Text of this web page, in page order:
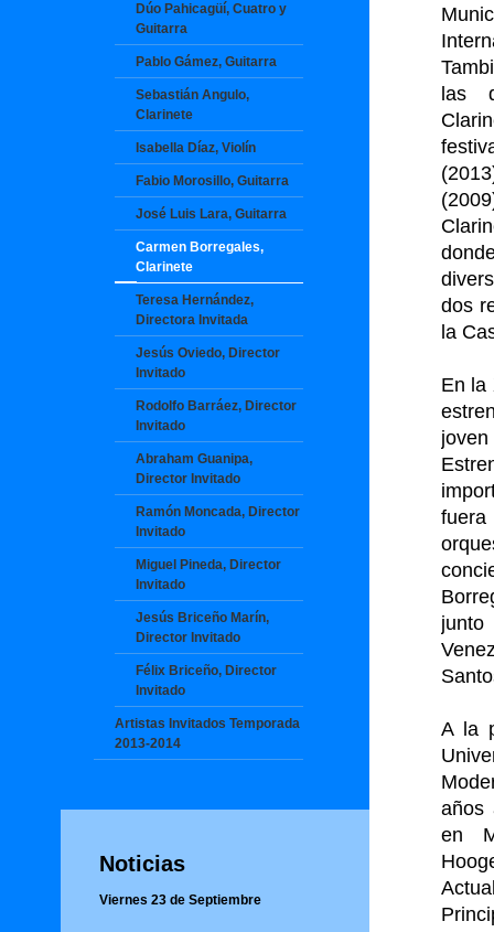
Dúo Pahicagüí, Cuatro y
Guitarra
Pablo Gámez, Guitarra
Sebastián Angulo,
Clarinete
Isabella Díaz, Violín
Fabio Morosillo, Guitarra
José Luis Lara, Guitarra
Carmen Borregales,
Clarinete
Teresa Hernández,
Directora Invitada
Jesús Oviedo, Director
Invitado
Rodolfo Barráez, Director
Invitado
Abraham Guanipa,
Director Invitado
Ramón Moncada, Director
Invitado
Miguel Pineda, Director
Invitado
Jesús Briceño Marín,
Director Invitado
Félix Briceño, Director
Invitado
Artistas Invitados Temporada
2013-2014
Noticias
Viernes 23 de Septiembre
las
dos
la
En la
fuera
A la
años
en